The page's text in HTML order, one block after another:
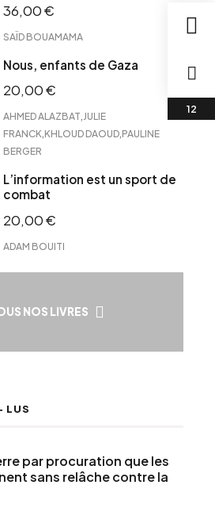
36,00€
SAÏD BOUAMAMA
Nous, enfants de Gaza
20,00€
AHMED ALAZBAT JULIE
FRANCK KHLOUD DAOUD PAULINE
BERGER
L’information est un sport de
combat
20,00€
ADAM BOUITI
NOS LIVRES
LUS
par procuration que les
sans relâche contre la